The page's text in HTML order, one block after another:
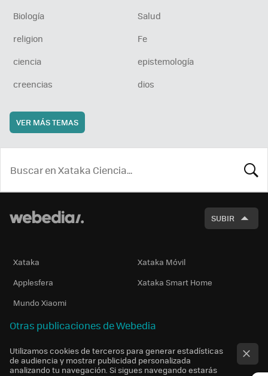
Biología
Salud
religion
Fe
ciencia
epistemología
creencias
dios
VER MÁS TEMAS
SUBIR
Xataka
Xataka Móvil
Applesfera
Xataka Smart Home
Mundo Xiaomi
Otras publicaciones de Webedia
Utilizamos cookies de terceros para generar estadísticas
de audiencia y mostrar publicidad personalizada
analizando tu navegación. Si sigues navegando estarás